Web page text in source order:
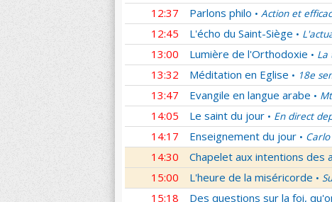
12:37 Parlons philo • Action et
12:45 L'écho du Saint-Siège •
13:00 Lumière de l'Orthodoxie • La
13:32 Méditation en Eglise • 18e
13:47 Evangile en langue arabe •
14:05 Le saint du jour • En direct
14:17 Enseignement du jour •
14:30 Chapelet aux intentions des
15:00 L'heure de la miséricorde •
15:18 Des questions sur la foi,